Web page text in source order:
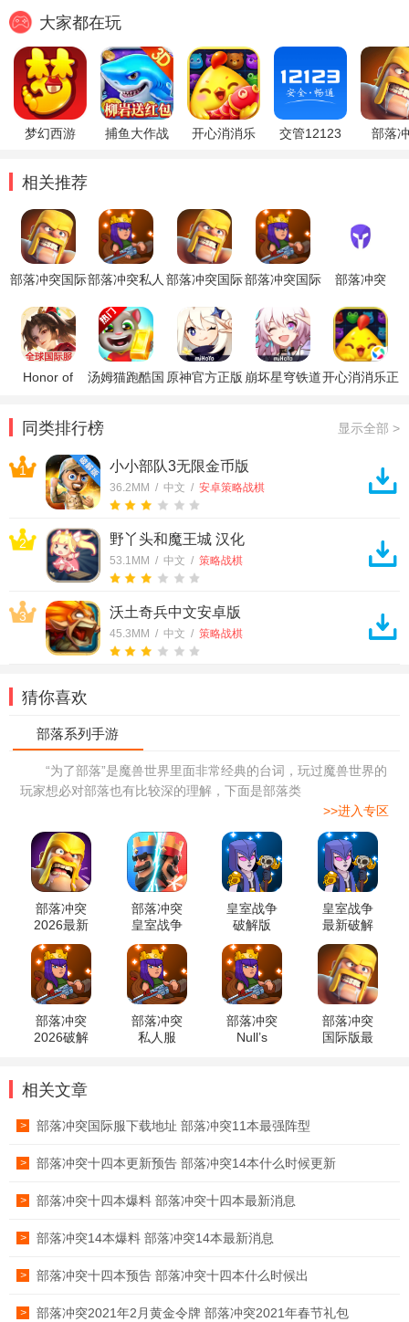
大家都在玩
梦幻西游 捕鱼大作战 开心消消乐 交管12123 部落
相关推荐
部落冲突国际部落冲突私人 部落冲突国际部落冲突国际
部落冲突
私人服
Honor of
汤姆猫跑酷国 原神官方正版 崩坏星穹铁道开心消消乐正
同类排行榜 显示全部 >
1 小小部队3无限金币版
36.2MM / 中文 / 安卓策略战棋
2 野丫头和魔王城 汉化
53.1MM / 中文 / 策略战棋
3 沃土奇兵中文安卓版
45.3MM / 中文 / 策略战棋
猜你喜欢
“为了部落”是魔兽世界里面非常经典的台词，玩过魔兽世界的
玩家想必对部落也有比较深的理解，下面是部落类
>>进入专区
部落冲突
2026最新
版
部落冲突
皇室战争
官方正版
皇室战争
破解版
皇室战争
最新破解
版
部落冲突
2026破解
部落冲突
私人服
部落冲突
Null’s
部落冲突
国际版最
相关文章
> 部落冲突国际服下载地址 部落冲突11本最强阵型
> 部落冲突十四本更新预告 部落冲突14本什么时候更新
> 部落冲突十四本爆料 部落冲突十四本最新消息
> 部落冲突14本爆料 部落冲突14本最新消息
> 部落冲突十四本预告 部落冲突十四本什么时候出
> 部落冲突2021年2月黄金令牌 部落冲突2021年春节礼包